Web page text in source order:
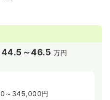
の仕事≫
は20代～40代が活躍中の
問看護も初めての方が殆ど
いとダメだと勘違いしてま
メンバーと同じように仕事
理者経験がアルナシは関係
事も『ステーションサポー
』が居りますのでご安心
44.5～46.5 万円
～345,000円